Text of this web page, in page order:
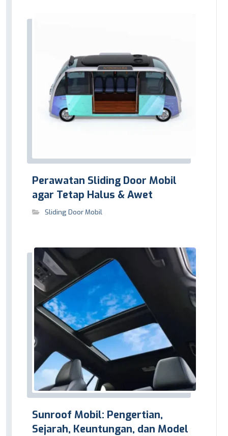
Perawatan Sliding Door Mobil
agar Tetap Halus & Awet
Sliding Door Mobil
Sunroof Mobil: Pengertian,
Sejarah, Keuntungan, dan Model